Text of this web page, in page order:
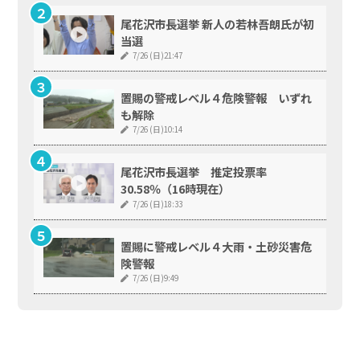
尾花沢市長選挙 新人の若林吾朗氏が初
当選
7/26 (日)21:47
置賜の警戒レベル４危険警報 いずれ
も解除
7/26 (日)10:14
尾花沢市長選挙 推定投票率
30.58％（16時現在）
7/26 (日)18:33
置賜に警戒レベル４大雨・土砂災害危
険警報
7/26 (日)9:49